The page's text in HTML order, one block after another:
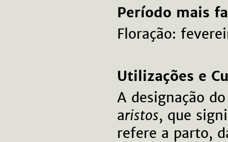
Período mais
Floração:
Utilizações e
A designação
aristos, que
refere a parto,